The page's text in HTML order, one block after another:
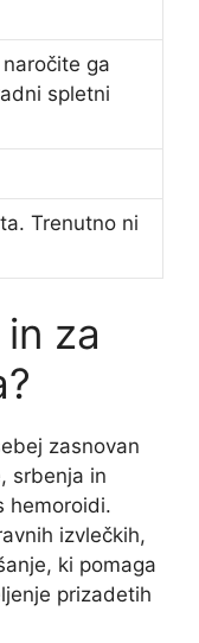
ga
spletni
Trenutno ni
za
zasnovan
srbenja in
hemoroidi.
izvlečkih,
ki pomaga
prizadetih